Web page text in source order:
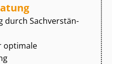
durch Sach­ver­stän­
optimale